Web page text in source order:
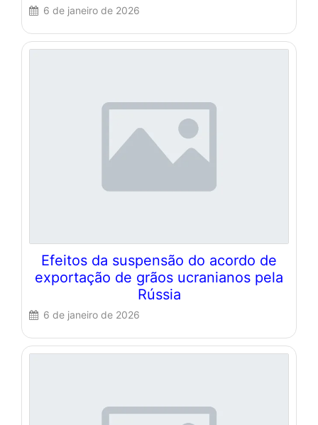
6 de janeiro de 2026
Efeitos da suspensão do acordo de
exportação de grãos ucranianos pela
Rússia
6 de janeiro de 2026